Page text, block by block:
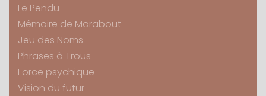
Le Pendu
Mémoire de Marabout
Jeu des Noms
Phrases à Trous
Force psychique
Vision du futur